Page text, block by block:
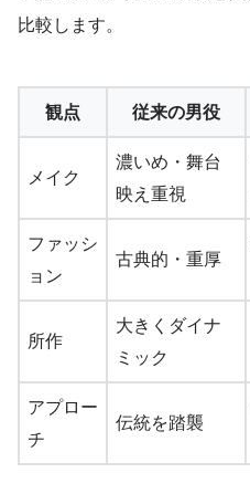
比較します。
観点 従来の男役
メイク
濃いめ・舞台
映え重視
ファッシ
ョン
古典的・重厚
所作
大きくダイナ
ミック
アプロー
チ
伝統を踏襲